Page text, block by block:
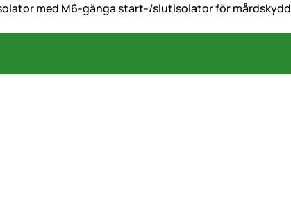
med M6-gänga start-/slutisolator för mårdskydd